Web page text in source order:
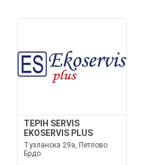
TEPIH SERVIS
EKOSERVIS PLUS
Тузланска 29а, Петлово
Брдо